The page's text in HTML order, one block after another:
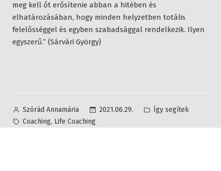
meg kell őt erősítenie abban a hitében és
elhatározásában, hogy minden helyzetben totális
felelősséggel és egyben szabadsággal rendelkezik. Ilyen
egyszerű.” (Sárvári György)
Posted
by
Szórád Annamária 2021.06.29.
Posted
Így segítek
Tags:
Coaching, Life Coaching